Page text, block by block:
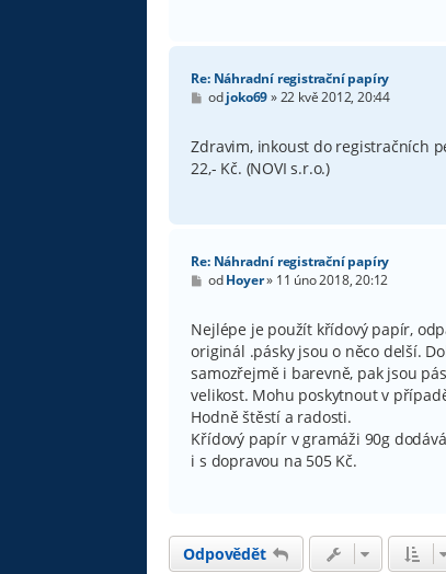
Re: Náhradní registrační papíry
P
s
p
ě
odjoko69»22 kvě 2012, 20:44
Zdravim, inkoust do registračních
22,- Kč. (NOVI s.r.o.)
Re: Náhradní registrační papíry
P
s
p
ě
v
e
k
odHoyer» 11 úno 2018, 20:12
Nejlépe je použít křídový papír,
originál .pásky jsou o něco delší.
samozřejmě i barevně, pak jsou
velikost. Mohu poskytnout v
Hodně štěstí a radosti.
Křídový papír v gramáži 90g
i s dopravou na 505 Kč.
Odpovědět